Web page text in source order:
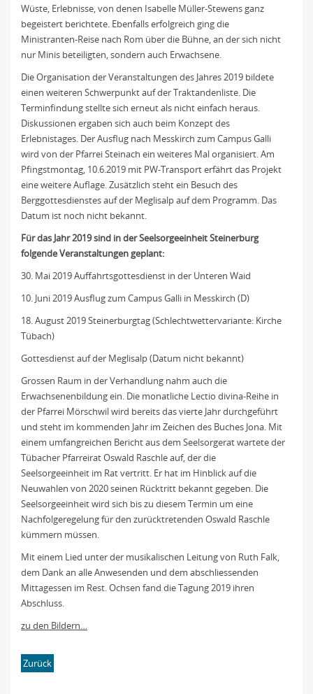
Wüste, Erlebnisse, von denen Isabelle Müller-Stewens ganz
begeistert berichtete. Ebenfalls erfolgreich ging die
Ministranten-Reise nach Rom über die Bühne, an der sich nicht
nur Minis beteiligten, sondern auch Erwachsene.
Die Organisation der Veranstaltungen des Jahres 2019 bildete
einen weiteren Schwerpunkt auf der Traktandenliste. Die
Terminfindung stellte sich erneut als nicht einfach heraus.
Diskussionen ergaben sich auch beim Konzept des
Erlebnistages. Der Ausflug nach Messkirch zum Campus Galli
wird von der Pfarrei Steinach ein weiteres Mal organisiert. Am
Pfingstmontag, 10.6.2019 mit PW-Transport erfährt das Projekt
eine weitere Auflage. Zusätzlich steht ein Besuch des
Berggottesdienstes auf der Meglisalp auf dem Programm. Das
Datum ist noch nicht bekannt.
Für das Jahr 2019 sind in der Seelsorgeeinheit Steinerburg
folgende Veranstaltungen geplant:
30. Mai 2019 Auffahrtsgottesdienst in der Unteren Waid
10. Juni 2019 Ausflug zum Campus Galli in Messkirch (D)
18. August 2019 Steinerburgtag (Schlechtwettervariante: Kirche
Tübach)
Gottesdienst auf der Meglisalp (Datum nicht bekannt)
Grossen Raum in der Verhandlung nahm auch die
Erwachsenenbildung ein. Die monatliche Lectio divina-Reihe in
der Pfarrei Mörschwil wird bereits das vierte Jahr durchgeführt
und steht im kommenden Jahr im Zeichen des Buches Jona. Mit
einem umfangreichen Bericht aus dem Seelsorgerat wartete der
Tübacher Pfarreirat Oswald Raschle auf, der die
Seelsorgeeinheit im Rat vertritt. Er hat im Hinblick auf die
Neuwahlen von 2020 seinen Rücktritt bekannt gegeben. Die
Seelsorgeeinheit wird sich bis zu diesem Termin um eine
Nachfolgeregelung für den zurücktretenden Oswald Raschle
kümmern müssen.
Mit einem Lied unter der musikalischen Leitung von Ruth Falk,
dem Dank an alle Anwesenden und dem abschliessenden
Mittagessen im Rest. Ochsen fand die Tagung 2019 ihren
Abschluss.
zu den Bildern…